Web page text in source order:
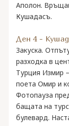
Аполон.
Кушадасъ.
Ден 4 -
Закуска.
разходка в
Турция Измир
поета Омир и
Фотопауза
бащата на
булевард.